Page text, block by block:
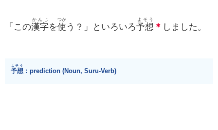
「この漢字
かんじ
を使
つか
う？」といろいろ予想
よそう
＊ しました。
予想
よそう
：prediction (Noun, Suru-Verb)